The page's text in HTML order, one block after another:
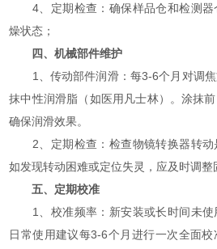
4、定期检查：确保样品仓和检测器
燥状态；
四、机械部件维护
1、传动部件润滑：每3-6个月对调焦
抹中性润滑脂（如医用凡士林）。涂抹
确保润滑效果。
2、定期检查：检查物镜转换器转动
如发现转动困难或定位失灵，应及时调整
五、定期校准
1、校准频率：新安装或长时间未使
日常使用建议每3-6个月进行一次全面